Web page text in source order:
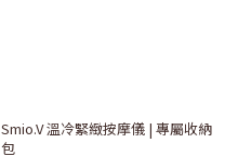
Smio.V 溫冷緊緻按摩儀 | 專屬收納
包